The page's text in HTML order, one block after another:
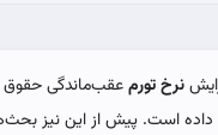
نرخ تورمعقب‌ماندگی حقوق
داده است. پیش از این نیز